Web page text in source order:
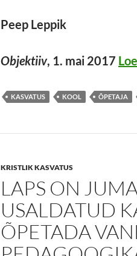
Peep Leppik
Objektiiv, 1. mai 2017
KASVATUS KOOL ÕPETAJA
KRISTLIK KASVATUS
LAPS ON
USALDATUD
ÕPETADA